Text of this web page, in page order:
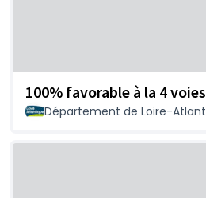
100% favorable à la 4 voies
Département de Loire-